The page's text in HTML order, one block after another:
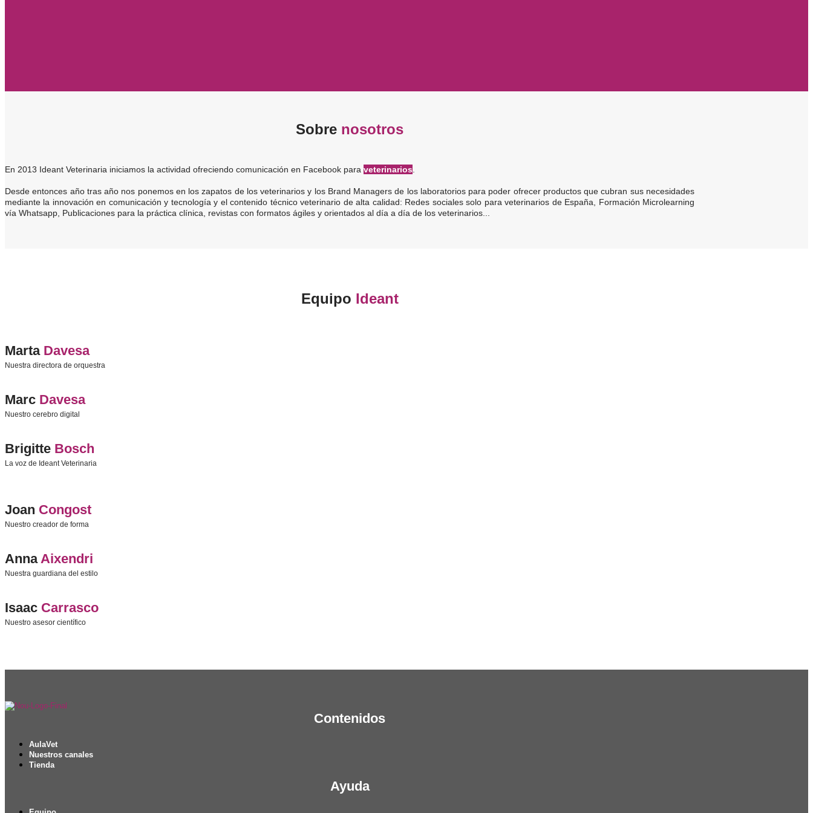
Sobre nosotros
En 2013 Ideant Veterinaria iniciamos la actividad ofreciendo comunicación en Facebook para veterinarios
Desde entonces año tras año nos ponemos en los zapatos de los veterinarios y los Brand Managers de los laboratorios para poder ofrecer productos que cubran sus necesidades
mediante la innovación en comunicación y tecnología y el contenido técnico veterinario de alta calidad: Redes sociales solo para veterinarios de España, Formación Microlearning
vía Whatsapp, Publicaciones para la práctica clínica, revistas con formatos ágiles y orientados al día a día de los veterinarios...
Equipo Ideant
Marta Davesa
Nuestra directora de orquestra
Marc Davesa
Nuestro cerebro digital
Brigitte Bosch
La voz de Ideant Veterinaria
Joan Congost
Nuestro creador de forma
AnnaAixendri
Nuestra guardiana del estilo
Isaac Carrasco
Nuestro asesor científico
Contenidos
AulaVet
Nuestros canales
Tienda
Ayuda